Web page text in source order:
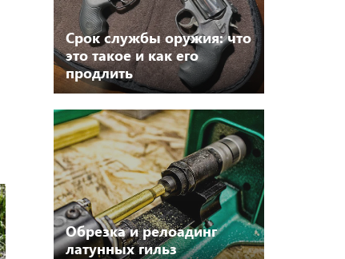
Срок службы оружия: что
это такое и как его
продлить
Обрезка и релоадинг
латунных гильз